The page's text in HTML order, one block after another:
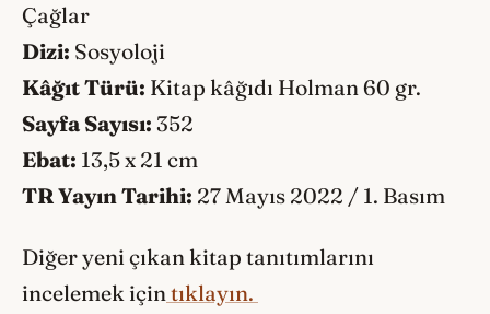
Çağlar
Dizi: Sosyoloji
Kâğıt Türü: Kitap kâğıdı Holman 60 gr.
Sayfa Sayısı: 352
Ebat: 13,5 x 21 cm
TR Yayın Tarihi: 27 Mayıs 2022 / 1. Basım
Diğer yeni çıkan kitap tanıtımlarını
incelemek içintıklayın.